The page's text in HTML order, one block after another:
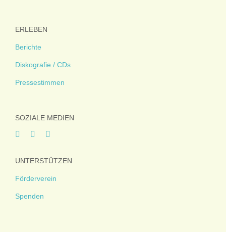
ERLEBEN
Berichte
Diskografie / CDs
Pressestimmen
SOZIALE MEDIEN
UNTERSTÜTZEN
Förderverein
Spenden